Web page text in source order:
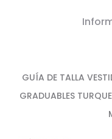
GUÍA DE TALLA
GRADUABLES